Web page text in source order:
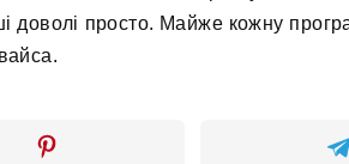
доволі просто. Майже кожну